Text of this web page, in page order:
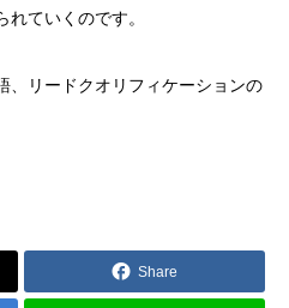
ていくのです。
、リードクオリフィケーションの
Share